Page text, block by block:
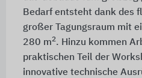
Bedarf entsteht dank des
großer Tagungsraum mit
280 m2. Hinzu kommen
praktischen Teil der
innovative technische